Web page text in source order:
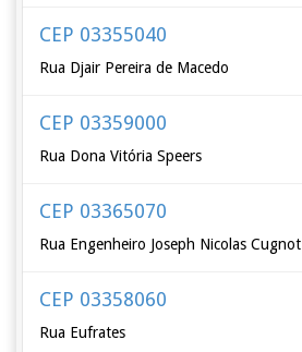
CEP 03355040
Rua Djair Pereira de Macedo
CEP 03359000
Rua Dona Vitória Speers
CEP 03365070
Rua Engenheiro Joseph Nicolas Cugnot
CEP 03358060
Rua Eufrates